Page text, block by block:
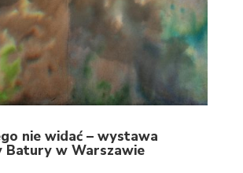
nie widać – wystawa
Batury w Warszawie